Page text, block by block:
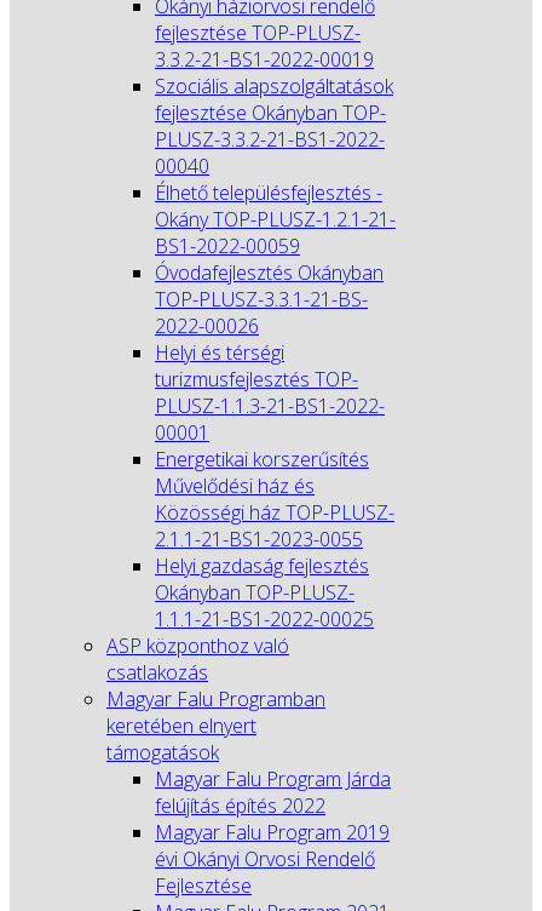
Okányi háziorvosi rendelő
fejlesztése TOP-PLUSZ-
3.3.2-21-BS1-2022-00019
Szociális alapszolgáltatások
fejlesztése Okányban TOP-
PLUSZ-3.3.2-21-BS1-2022-
00040
Élhető településfejlesztés -
Okány TOP-PLUSZ-1.2.1-21-
BS1-2022-00059
Óvodafejlesztés Okányban
TOP-PLUSZ-3.3.1-21-BS-
2022-00026
Helyi és térségi
turizmusfejlesztés TOP-
PLUSZ-1.1.3-21-BS1-2022-
00001
Energetikai korszerűsítés
Művelődési ház és
Közösségi ház TOP-PLUSZ-
2.1.1-21-BS1-2023-0055
Helyi gazdaság fejlesztés
Okányban TOP-PLUSZ-
1.1.1-21-BS1-2022-00025
ASP központhoz való
csatlakozás
Magyar Falu Programban
keretében elnyert
támogatások
Magyar Falu Program Járda
felújítás építés 2022
Magyar Falu Program 2019
évi Okányi Orvosi Rendelő
Fejlesztése